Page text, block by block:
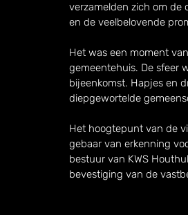
verzamelden zich om de
en de veelbelovende
Het was een moment
gemeentehuis. De sfeer
bijeenkomst. Hapjes en
diepgewortelde
Het hoogtepunt van de
gebaar van erkenning
bestuur van KWS
bevestiging van de